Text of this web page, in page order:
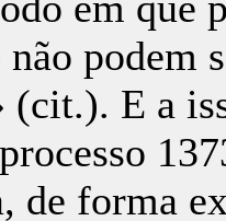
podem
(cit.). E a
de forma